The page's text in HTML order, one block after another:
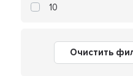
10
Очистить